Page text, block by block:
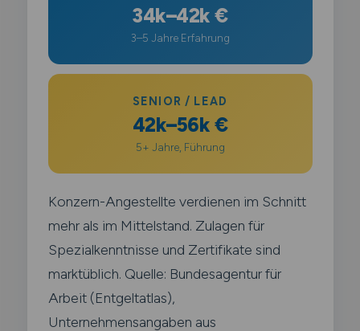
34k–42k €
3–5 Jahre Erfahrung
SENIOR / LEAD
42k–56k €
5+ Jahre, Führung
Konzern-Angestellte verdienen im Schnitt
mehr als im Mittelstand. Zulagen für
Spezialkenntnisse und Zertifikate sind
marktüblich. Quelle: Bundesagentur für
Arbeit (Entgeltatlas),
Unternehmensangaben aus